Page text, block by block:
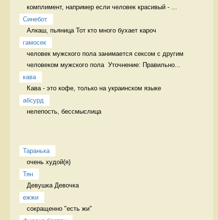
комплимент, например если человек красивый - ...
Синебот
Алкаш, пьяница Тот кто много бухает кароч
гамосек
человек мужского пола занимается сексом с другим
человеком мужского пола  Уточнение: Правильно...
кава
Кава - это кофе, только на украинском языке
абсурд
нелепость, бессмыслица
Таранька
очень худой(я)
Тян
Девушка Девочка
ежжи
сокращенно "есть жи"